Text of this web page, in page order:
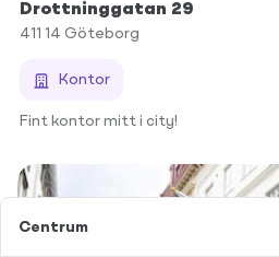
Drottninggatan 29
411 14 Göteborg
Kontor
Fint kontor mitt i city!
Centrum